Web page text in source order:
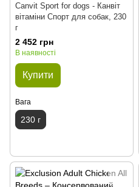
Сanvit Sport for dogs - Канвіт
вітаміни Спорт для собак, 230
г
2 452 грн
В наявності
Купити
Вага
230 г